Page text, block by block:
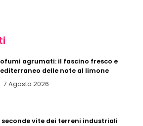
agrumati: il fascino fresco e
delle note al limone
7 Agosto 2026
seconde vite dei terreni industriali